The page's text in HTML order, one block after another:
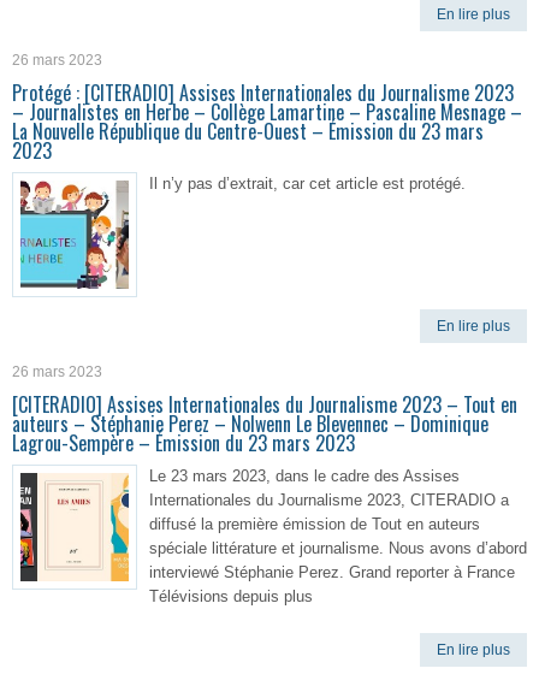
En lire plus
26 mars 2023
Protégé : [CITERADIO] Assises Internationales du Journalisme 2023
– Journalistes en Herbe – Collège Lamartine – Pascaline Mesnage –
La Nouvelle République du Centre-Ouest – Émission du 23 mars
2023
Il n’y pas d’extrait, car cet article est protégé.
En lire plus
26 mars 2023
[CITERADIO] Assises Internationales du Journalisme 2023 – Tout en
auteurs – Stéphanie Perez – Nolwenn Le Blevennec – Dominique
Lagrou-Sempère – Émission du 23 mars 2023
Le 23 mars 2023, dans le cadre des Assises
Internationales du Journalisme 2023, CITERADIO a
diffusé la première émission de Tout en auteurs
spéciale littérature et journalisme. Nous avons d’abord
interviewé Stéphanie Perez. Grand reporter à France
Télévisions depuis plus
En lire plus